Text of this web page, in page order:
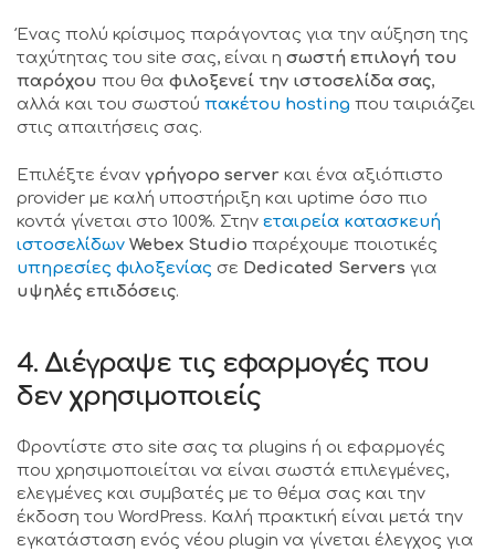
Ένας πολύ κρίσιμος παράγοντας για την αύξηση της
ταχύτητας του site σας, είναι η σωστή επιλογή του
παρόχου που θα φιλοξενεί την ιστοσελίδα σας,
αλλά και του σωστού πακέτου hosting που ταιριάζει
στις απαιτήσεις σας.
Επιλέξτε έναν γρήγορο server και ένα αξιόπιστο
provider με καλή υποστήριξη και uptime όσο πιο
κοντά γίνεται στο 100%. Στην εταιρεία κατασκευή
ιστοσελίδων Webex Studio παρέχουμε ποιοτικές
υπηρεσίες φιλοξενίας σε Dedicated Servers για
υψηλές επιδόσεις.
4. Διέγραψε τις εφαρμογές που
δεν χρησιμοποιείς
Φροντίστε στο site σας τα plugins ή οι εφαρμογές
που χρησιμοποιείται να είναι σωστά επιλεγμένες,
ελεγμένες και συμβατές με το θέμα σας και την
έκδοση του WordPress. Καλή πρακτική είναι μετά την
εγκατάσταση ενός νέου plugin να γίνεται έλεγχος για